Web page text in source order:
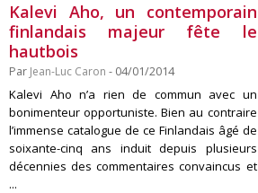
Kalevi Aho, un contemporain
finlandais majeur fête le
hautbois
Par Jean-Luc Caron - 04/01/2014
Kalevi Aho n’a rien de commun avec un
bonimenteur opportuniste. Bien au contraire
l’immense catalogue de ce Finlandais âgé de
soixante-cinq ans induit depuis plusieurs
décennies des commentaires convaincus et
...